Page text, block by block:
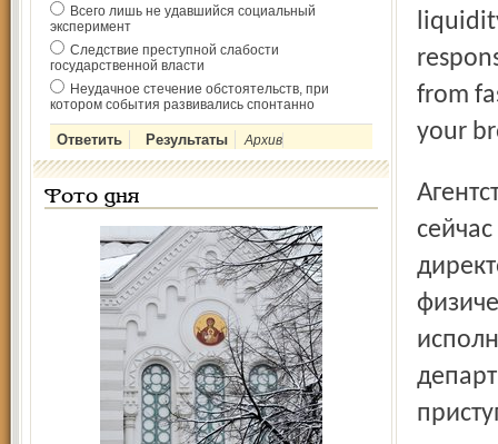
Всего лишь не удавшийся социальный
эксперимент
Следствие преступной слабости
государственной власти
Неудачное стечение обстоятельств, при
котором события развивались спонтанно
Архив
Фото дня
from
your
Агентство по делам молодёжи возглавит Максим Цветков,